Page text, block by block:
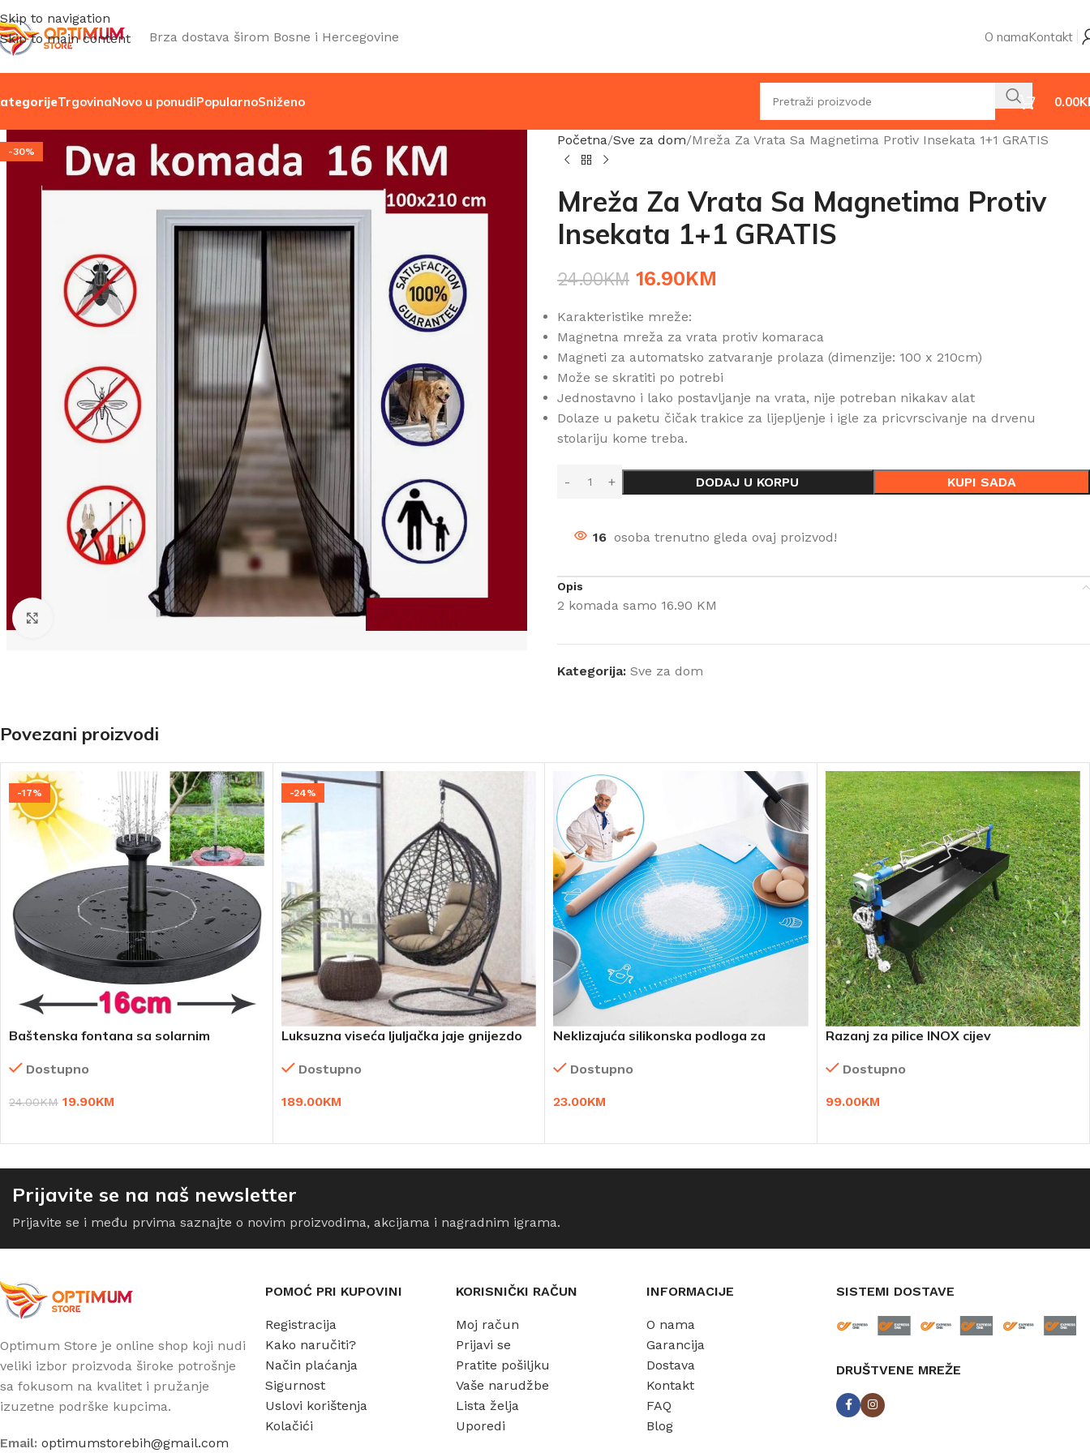
Skip to navigation
Skip to main content
Brza dostava širom Bosne i Hercegovine O namaKontakt
TrgovinaNovo u ponudiPopularnoSniženo 0.00
-30%
Početna Sve za dom Mreža Za Vrata Sa Magnetima Protiv Insekata 1+1 GRATIS
Mreža Za Vrata Sa Magnetima Protiv
Insekata 1+1 GRATIS
24.00KM 16.90KM
Karakteristike mreže:
Magnetna mreža za vrata protiv komaraca
Magneti za automatsko zatvaranje prolaza (dimenzije: 100 x 210cm)
Može se skratiti po potrebi
Jednostavno i lako postavljanje na vrata, nije potreban nikakav alat
Dolaze u paketu čičak trakice za lijepljenje i igle za pricvrscivanje na drvenu
stolariju kome treba.
DODAJ U KORPU KUPI SADA
16 osoba trenutno gleda ovaj proizvod!
Opis
2 komada samo 16.90 KM
Kategorija: Sve za dom
Povezani proizvodi
-17%
Baštenska fontana sa solarnim
Dostupno
24.00KM 19.90KM
-24%
Luksuzna viseća ljuljačka jaje gnijezdo
Dostupno
189.00KM
Neklizajuća silikonska podloga za
Dostupno
23.00KM
Razanj za pilice INOX cijev
Dostupno
99.00KM
Prijavite se na naš newsletter
Prijavite se i među prvima saznajte o novim proizvodima, akcijama i nagradnim igrama.
Optimum Store je online shop koji nudi
veliki izbor proizvoda široke potrošnje
sa fokusom na kvalitet i pružanje
izuzetne podrške kupcima.
Email: optimumstorebih@gmail.com
POMOĆ PRI KUPOVINI
Registracija
Kako naručiti?
Način plaćanja
Sigurnost
Uslovi korištenja
Kolačići
KORISNIČKI RAČUN
Moj račun
Prijavi se
Pratite pošiljku
Vaše narudžbe
Lista želja
Uporedi
INFORMACIJE
O nama
Garancija
Dostava
Kontakt
FAQ
Blog
SISTEMI DOSTAVE
DRUŠTVENE MREŽE